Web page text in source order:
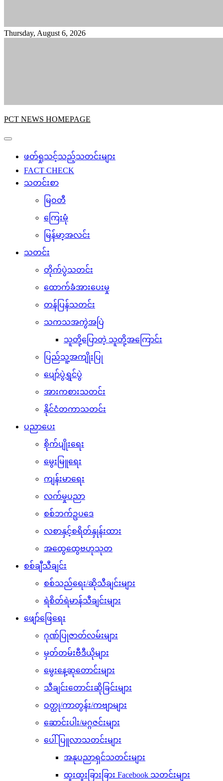
Thursday, August 6, 2026
PCT NEWS HOMEPAGE
ဖတ်ရှုသင့်သည့်သတင်းများ
FACT CHECK
သတင်းစာ
မြဝတီ
ကြေးမုံ
မြန်မာ့အလင်း
သတင်း
တိုက်ပွဲသတင်း
ထောက်ခံအားပေးမှု
တန်ပြန်သတင်း
သကသအကွဲအပြဲ
သူတို့ပြောတဲ့ သူတို့အကြောင်း
ပြည်သူ့အကျိုးပြု
ပျော်ပွဲရွှင်ပွဲ
အားကစားသတင်း
နိုင်ငံတကာသတင်း
ပညာပေး
စိုက်ပျိုးရေး
မွေးမြူရေး
ကျန်းမာရေး
လက်မှုပညာ
စစ်ဘက်ဥပဒေ
လစာနှင့်စရိတ်နှုန်းထား
အထွေထွေဗဟုသုတ
စစ်ချီသီချင်း
စစ်သည်ရေး/ဆိုသီချင်းများ
ရဲစိတ်ရဲမာန်သီချင်းများ
ဖျော်ဖြေရေး
ဂုဏ်ပြုဇာတ်လမ်းများ
မှတ်တမ်းဗီဒီယိုများ
မွေးနေ့ဆုတောင်းများ
သီချင်းတောင်းဆိုခြင်းများ
ဝတ္ထု/ကာတွန်း/ကဗျာများ
ဆောင်းပါး/မဂ္ဂဇင်းများ
ပေါ်ပြူလာသတင်းများ
အနုပညာရှင်သတင်းများ
ထူးထူးခြားခြား Facebook သတင်းများ